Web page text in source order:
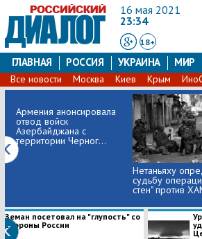
16 мая 2021
23:34
18+
ГЛАВНАЯ РОССИЯ УКРАИНА МИР
Все новости Москва Киев Крым
Армения анонсировала
отвод войск
Азербайджана с
территории Черног...
Нетаньяху
судьбу
стен" против
Земан посетовал на "глупость" со
стороны России